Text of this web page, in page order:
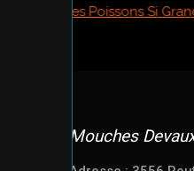
Mouches